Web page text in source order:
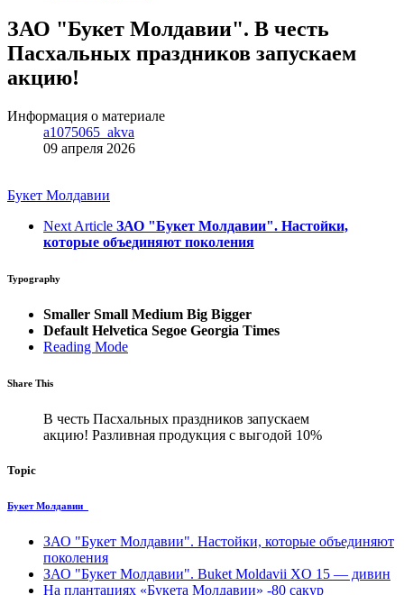
ЗАО "Букет Молдавии". В честь
Пасхальных праздников запускаем
aкцию!
Информация о материале
a1075065_akva
09 апреля 2026
Букет Молдавии
Next Article ЗАО "Букет Молдавии". Нacтoйки,
которые объединяют поколения
Typography
Smaller Small Medium Big Bigger
Default Helvetica Segoe Georgia Times
Reading Mode
Share This
В честь Пасхальных праздников запускаем
aкцию! Разливная пpoдукция с выгодой 10%
Topic
Букет Молдавии
ЗАО "Букет Молдавии". Нacтoйки, которые объединяют
поколения
ЗАО "Букет Молдавии". Buket Moldavii XO 15 — дивин
На плантациях «Букета Молдавии» -80 сакур